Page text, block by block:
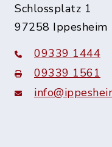
Schlossplatz 1
97258 Ippesheim
09339 1444
09339 1561